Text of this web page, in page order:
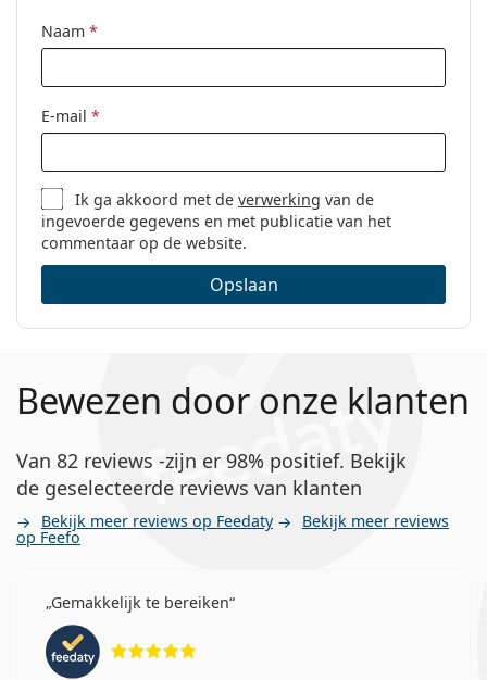
Naam *
E-mail *
Ik ga akkoord met deverwerking van de
ingevoerde gegevens en met publicatie van het
commentaar op de website.
Opslaan
Bewezen door onze klanten
Van 82 reviews -zijn er 98% positief. Bekijk
de geselecteerde reviews van klanten
Bekijk meer reviews op Feedaty Bekijk meer reviews
op Feefo
Gemakkelijk te bereiken